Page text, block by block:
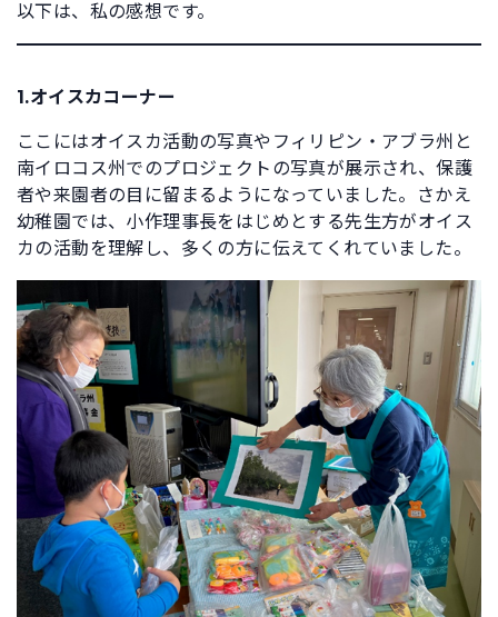
以下は、私の感想です。
1.オイスカコーナー
ここにはオイスカ活動の写真やフィリピン・アブラ州と
南イロコス州でのプロジェクトの写真が展示され、保護
者や来園者の目に留まるようになっていました。さかえ
幼稚園では、小作理事長をはじめとする先生方がオイス
カの活動を理解し、多くの方に伝えてくれていました。